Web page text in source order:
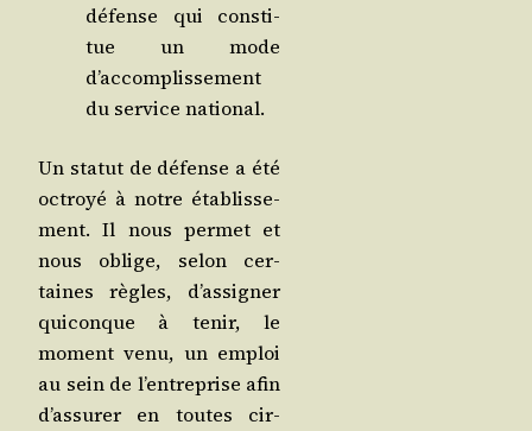
défense qui consti­
tue un mode
d’accomplissement
du ser­vice national.
Un sta­tut de défense a été
octroyé à notre éta­blis­se­
ment. Il nous per­met et
nous oblige, selon cer­
taines règles, d’assigner
qui­conque à tenir, le
moment venu, un emploi
au sein de l’entreprise afin
d’assurer en toutes cir­